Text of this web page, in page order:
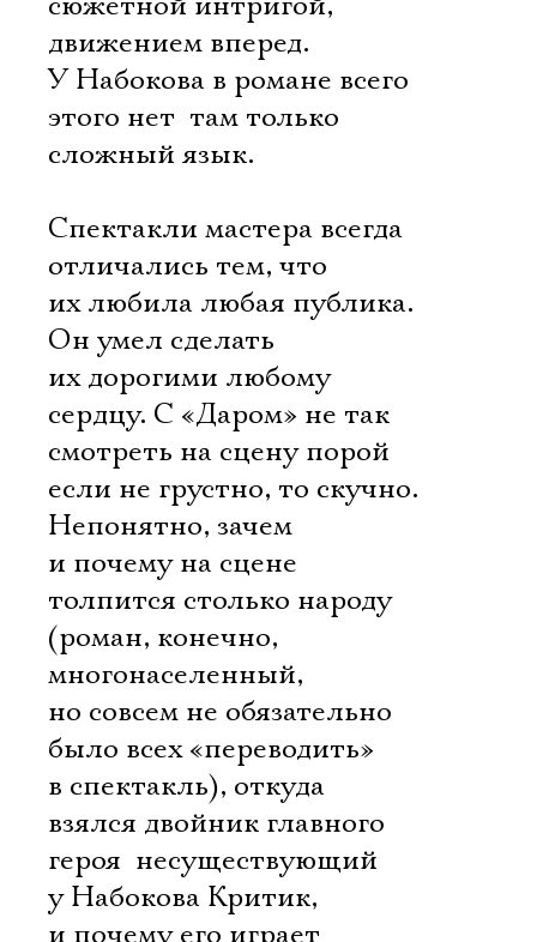
движением вперед.
У Набокова в романе всего
этого нет  там только
сложный язык.
Спектакли мастера всегда
отличались тем, что
их любила любая публика.
Он умел сделать
их дорогими любому
сердцу. С «Даром» не так 
смотреть на сцену порой
если не грустно, то скучно.
Непонятно, зачем
и почему на сцене
толпится столько народу
(роман, конечно,
многонаселенный,
но совсем не обязательно
было всех «переводить»
в спектакль), откуда
взялся двойник главного
героя  несуществующий
у Набокова Критик,
и почему его играет